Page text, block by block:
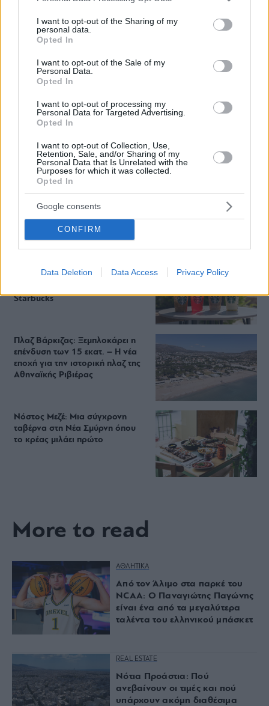
not limited to your visit or usage behaviour. You may click to
grant or deny consent to Google and its third-party tags to
use your data for below specified purposes in below Google
consent section.
I want to opt-out of the Sharing of my
personal data.
Opted In
I want to opt-out of the Sale of my
Personal Data.
Opted In
I want to opt-out of processing my
Personal Data for Targeted Advertising.
Opted In
I want to opt-out of Collection, Use,
Retention, Sale, and/or Sharing of my
Personal Data that Is Unrelated with the
Purposes for which it was collected.
Opted In
Google consents
CONFIRM
Data Deletion Data Access Privacy Policy
Staks: Πώς μια cool καντίνα προσγειώθηκε (και
ρίζωσε) σε ένα αθέατο οικόπεδο στην Ανάβυσσο
Από brunch μέχρι δείπνο δίπλα
(και) για το φαγητό του
Βρήκαμε το ρόφημα που θα
Starbucks
Πλαζ Βάρκιζας: Ξεμπλοκάρει η
επένδυση των 15 εκατ. – Η νέα
εποχή για την ιστορική πλαζ της
Αθηναϊκής Ριβιέρας
Νόστος Μεζέ: Μια σύγχρονη
ταβέρνα στη Νέα Σμύρνη όπου
το κρέας μιλάει πρώτο
More to read
ΑΘΛΗΤΙΚΑ
Από τον Άλιμο στα παρκέ του
NCAA: Ο Παναγιώτης Παγώνης
είναι ένα από τα μεγαλύτερα
ταλέντα του ελληνικού μπάσκετ
REAL ESTATE
Νότια Προάστια: Πού
ανεβαίνουν οι τιμές και πού
υπάρχουν ακόμη διαθέσιμα